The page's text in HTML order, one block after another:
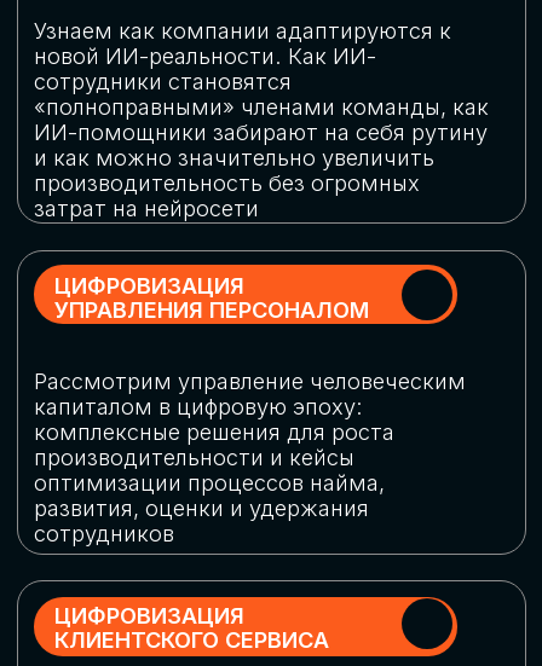
огромную статью затрат
ОБЛАЧНЫЕ ТЕХНОЛОГИИ
Подискутируем, какие облачные решения
существуют на рынке и почему
использование мультиоблачных моделей
не только снижает затраты, но и
«пересборки» бизнес-моделей
СКАЧАТЬ
ПРОГРАММУ
КОНФЕРЕНЦИИ
Оставьте заявку, мы направим вам
программу конференции
СКАЧАТЬ ПРОГРАММУ